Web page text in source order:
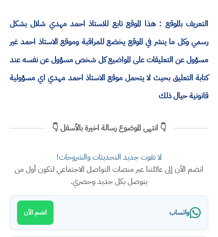
التعريف بالموقع : هذا الموقع تابع للاستاذ احمد مهدي شلال بشكل
رسمي وكل ما ينشر في الموقع يخضع للمراقبة وموقع الاستاذ احمد غير
مسؤول عن التعليقات على المواضيع كل شخص مسؤول عن نفسه عند
كتابة التعليق بحيث لا يتحمل موقع الاستاذ احمد مهدي اي مسؤولية
قانونية حيال ذلك
👇 انتهى الموضوع رسالة اخيرة بالأسفل 👇
لا تفوت جديد التحديثات والشروحات!
انضم الآن إلى عائلتنا عبر منصات التواصل الاجتماعي لتكون أول من
يتوصل بكل جديد وحصري.
واتساب انضم الآن